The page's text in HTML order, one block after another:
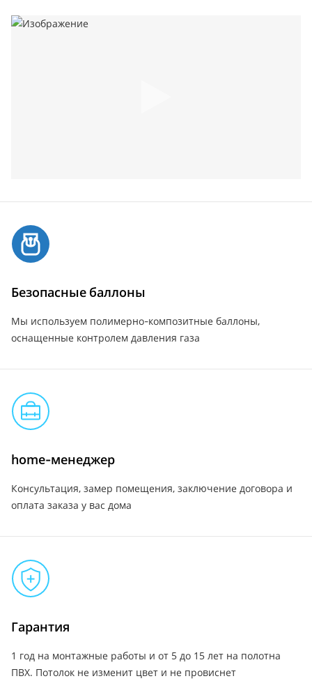
Безопасные баллоны
Мы используем полимерно-композитные баллоны,
оснащенные контролем давления газа
home-менеджер
Консультация, замер помещения, заключение договора и
оплата заказа у вас дома
Гарантия
1 год на монтажные работы и от 5 до 15 лет на полотна
ПВХ. Потолок не изменит цвет и не провиснет